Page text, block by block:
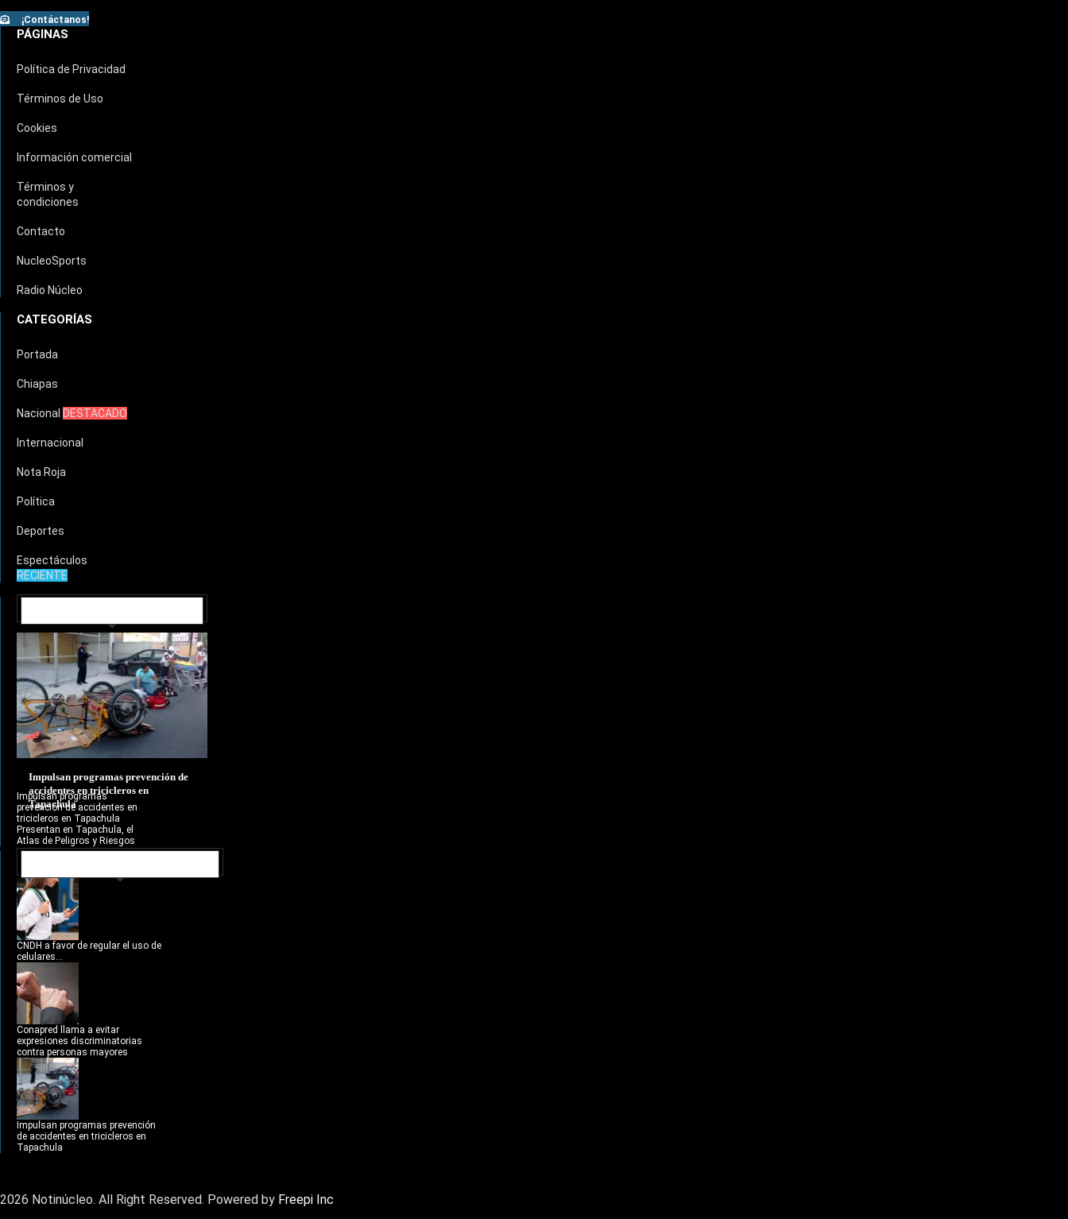
¡Contáctanos!
PÁGINAS
Política de Privacidad
Términos de Uso
Cookies
Información comercial
Términos y
condiciones
Contacto
NucleoSports
Radio Núcleo
CATEGORÍAS
Portada
Chiapas
Nacional DESTACADO
Internacional
Nota Roja
Política
Deportes
Espectáculos
RECIENTE
Impulsan programas prevención de
accidentes en tricicleros en
Tapachula
Impulsan programas
prevención de accidentes en
tricicleros en Tapachula
Presentan en Tapachula, el
Atlas de Peligros y Riesgos
CNDH a favor de regular el uso de
celulares...
Conapred llama a evitar
expresiones discriminatorias
contra personas mayores
Impulsan programas prevención
de accidentes en tricicleros en
Tapachula
2026 Notinúcleo. All Right Reserved. Powered by Freepi Inc